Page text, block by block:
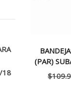
18
(PAR)
$